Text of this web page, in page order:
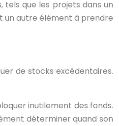
que les projets dans un
un autre élément à prendre
de stocks excédentaires.
inutilement des fonds.
déterminer quand son